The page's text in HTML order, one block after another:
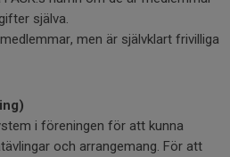
själva.
men är självklart frivilliga
i föreningen för att kunna
och arrangemang. För att